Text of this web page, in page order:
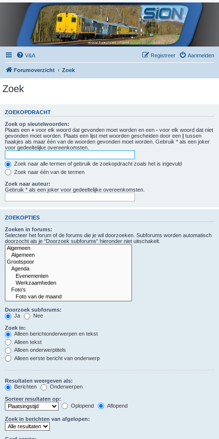
V&A Aanmelden
Registreer
Forumoverzicht Zoek
Zoek
ZOEKOPDRACHT
Zoek op sleutelwoorden:
Plaats een + voor elk woord dat gevonden moet worden en een - voor elk woord dat niet
gevonden moet worden. Plaats een lijst met woorden gescheiden door een | tussen
haakjes als maar één van de woorden gevonden moet worden. Gebruik * als een joker
voor gedeeltelijke overeenkomsten.
Zoek naar alle termen of gebruik de zoekopdracht zoals het is ingevuld
Zoek naar één van de termen
Zoek naar auteur:
Gebruik * als een joker voor gedeeltelijke overeenkomsten.
ZOEKOPTIES
Zoeken in forums:
Selecteer het forum of de forums die je wil doorzoeken. Subforums worden automatisch
doorzocht als je “Doorzoek subforums“ hieronder niet uitschakelt.
Doorzoek subforums:
Ja
Nee
Zoek in:
Alleen berichtonderwerpen en tekst
Alleen tekst
Alleen onderwerptitels
Alleen eerste bericht van onderwerp
Resultaten weergeven als:
Berichten
Onderwerpen
Sorteer resultaten op:
Oplopend
Aflopend
Zoek in berichten van afgelopen: